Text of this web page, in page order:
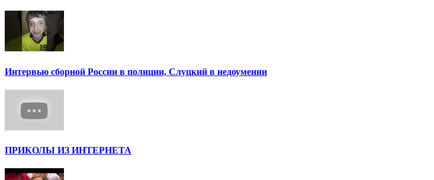
Интервью сборной России в полиции, Слуцкий в недоумении
ПРИКОЛЫ ИЗ ИНТЕРНЕТА